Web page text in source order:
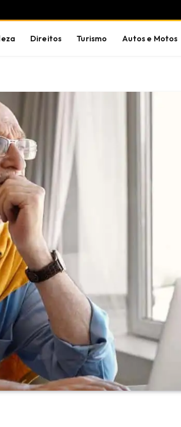
Direitos Turismo Autos e Motos